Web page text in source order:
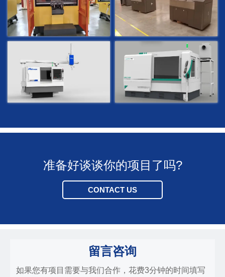
准备好谈谈你的项目了吗?
CONTACT US
留言咨询
如果您有项目需要与我们合作，花费3分钟的时间填写